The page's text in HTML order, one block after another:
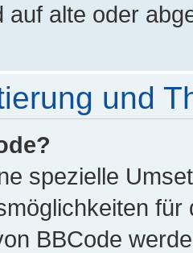
auf alte oder
und
spezielle
BBCode